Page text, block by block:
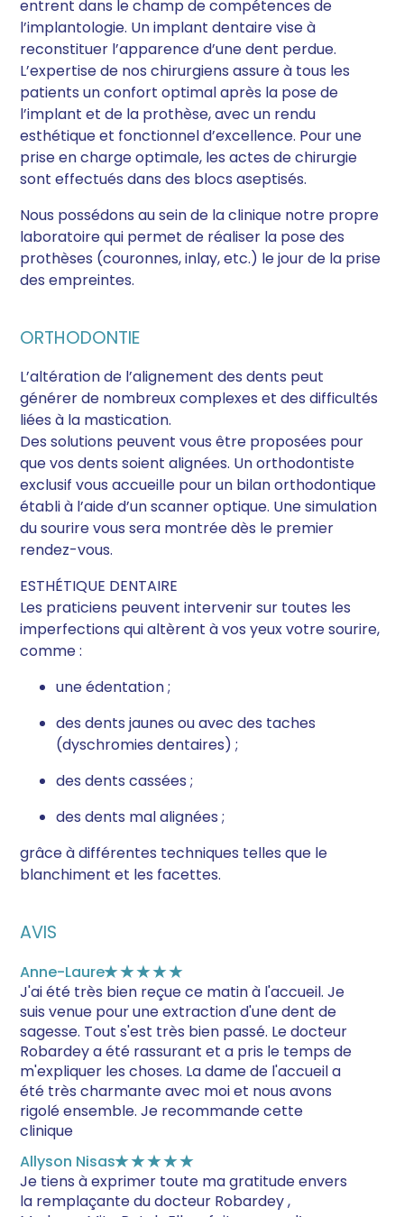
entrent dans le champ de compétences de
l’implantologie. Un implant dentaire vise à
reconstituer l’apparence d’une dent perdue.
L’expertise de nos chirurgiens assure à tous les
patients un confort optimal après la pose de
l’implant et de la prothèse, avec un rendu
esthétique et fonctionnel d’excellence. Pour une
prise en charge optimale, les actes de chirurgie
sont effectués dans des blocs aseptisés.
Nous possédons au sein de la clinique notre propre
laboratoire qui permet de réaliser la pose des
prothèses (couronnes, inlay, etc.) le jour de la prise
des empreintes.
ORTHODONTIE
L’altération de l’alignement des dents peut
générer de nombreux complexes et des difficultés
liées à la mastication.
Des solutions peuvent vous être proposées pour
que vos dents soient alignées. Un orthodontiste
exclusif vous accueille pour un bilan orthodontique
établi à l’aide d’un scanner optique. Une simulation
du sourire vous sera montrée dès le premier
rendez-vous.
ESTHÉTIQUE DENTAIRE
Les praticiens peuvent intervenir sur toutes les
imperfections qui altèrent à vos yeux votre sourire,
comme :
une édentation ;
des dents jaunes ou avec des taches
(dyschromies dentaires) ;
des dents cassées ;
des dents mal alignées ;
grâce à différentes techniques telles que le
blanchiment et les facettes.
AVIS
Anne-Laure★★★★★
J'ai été très bien reçue ce matin à l'accueil. Je
suis venue pour une extraction d'une dent de
sagesse. Tout s'est très bien passé. Le docteur
Robardey a été rassurant et a pris le temps de
m'expliquer les choses. La dame de l'accueil a
été très charmante avec moi et nous avons
rigolé ensemble. Je recommande cette
clinique
Allyson Nisas★★★★★
Je tiens à exprimer toute ma gratitude envers
la remplaçante du docteur Robardey ,